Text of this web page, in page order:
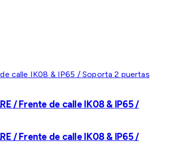
/ Frente de calle IK08 & IP65 /
/ Frente de calle IK08 & IP65 /